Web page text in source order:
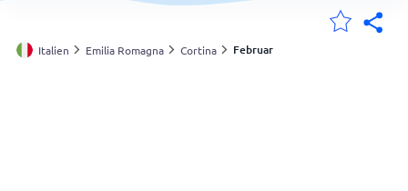
Deutschland
Italien Emilia Romagna Cortina Februar